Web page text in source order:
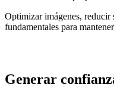
Optimizar imágenes, reducir
fundamentales para
Generar